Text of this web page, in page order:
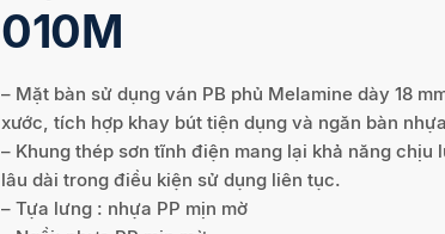
010M
– Mặt bàn sử dụng ván PB phủ Melamine dày 18
xước, tích hợp khay bút tiện dụng và ngăn bàn
– Khung thép sơn tĩnh điện mang lại khả năng chịu
lâu dài trong điều kiện sử dụng liên tục.
– Tựa lưng : nhựa PP mịn mờ